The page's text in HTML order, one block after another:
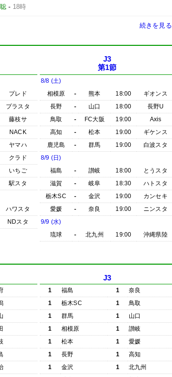
- 18時
続きを見る
プレド
プラスタ
藤枝サ
NACK
ヤマハ
クラド
いちご
駅スタ
ハワスタ
NDスタ
J3
第1節
8/8 (土)
相模原
- 熊本 18:00
ギオンス
長野
- 山口 18:00
長野U
鳥取
- FC大阪 19:00
Axis
高知
- 松本 19:00
ギケンス
鹿児島
- 群馬 19:00
白波スタ
8/9 (日)
福島
- 讃岐 18:00
とうスタ
滋賀
- 岐阜 18:30
ハトスタ
栃木SC
- 金沢 19:00
カンセキ
愛媛
- 奈良 19:00
ニンスタ
9/9 (水)
琉球
- 北九州 19:00 沖縄県陸
J3
1 福島 1
奈良
1
栃木SC 1
鳥取
1
群馬 1
山口
1
相模原 1
讃岐
1
松本 1
愛媛
1
長野 1
高知
1
金沢 1
北九州